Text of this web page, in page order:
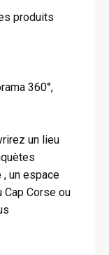
produits
360°,
un lieu
un espace
Cap Corse ou